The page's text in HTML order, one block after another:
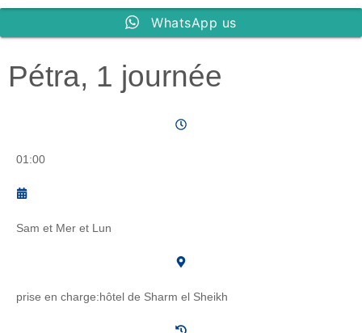
WhatsApp us
Pétra, 1 journée
01:00
Sam et Mer et Lun
prise en charge:hôtel de Sharm el Sheikh